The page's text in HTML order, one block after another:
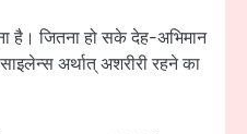
है। जितना हो सके देह-अभिमान
अर्थात् अशरीरी रहने का